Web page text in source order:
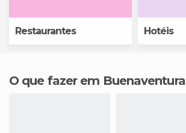
Restaurantes Hotéis
O que fazer em Buenaventura